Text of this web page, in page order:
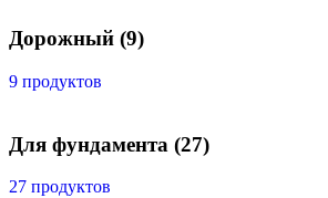
Дорожный (9)
9 продуктов
Для фундамента (27)
27 продуктов